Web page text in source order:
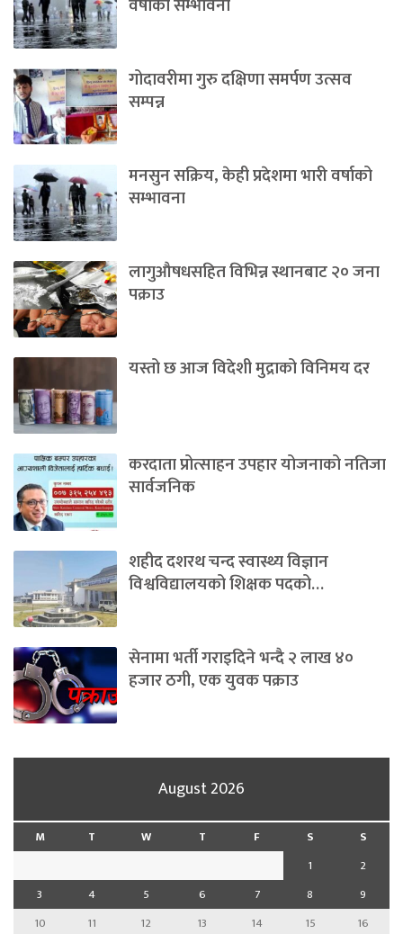
वर्षाको सम्भावना
गोदावरीमा गुरु दक्षिणा समर्पण उत्सव
सम्पन्न
मनसुन सक्रिय, केही प्रदेशमा भारी वर्षाको
सम्भावना
लागुऔषधसहित विभिन्न स्थानबाट २० जना
पक्राउ
यस्तो छ आज विदेशी मुद्राको विनिमय दर
करदाता प्रोत्साहन उपहार योजनाको नतिजा
सार्वजनिक
शहीद दशरथ चन्द स्वास्थ्य विज्ञान
विश्वविद्यालयको शिक्षक पदको…
सेनामा भर्ती गराइदिने भन्दै २ लाख ४०
हजार ठगी, एक युवक पक्राउ
August 2026
M T W T F S
S
1
2
3
4 5 6 7 8
9
10
11 12 13 14 15
16